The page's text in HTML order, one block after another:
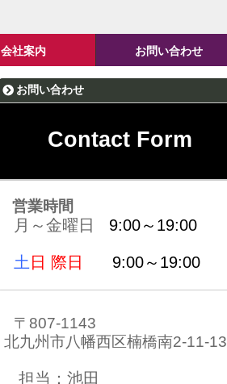
会社案内 お問い合わせ
お問い合わせ
Contact Form
営業時間
月～金曜日 9:00～19:00
土 日 際日 9:00～19:00
〒807-1143
北九州市八幡西区楠橋南2-11-13
担当：池田